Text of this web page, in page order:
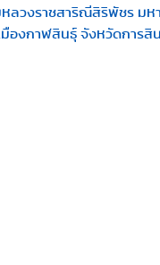
ลวงราชสาริณีสิริพัชร มห
มืองกาฬสินธุ์ จังหวัดการสิ